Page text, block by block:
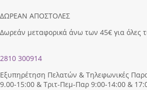
ΔΩΡΕΑΝ ΑΠΟΣΤΟΛΕΣ
Δωρεάν μεταφορικά άνω των 45€ για όλες
2810 300914
Εξυπηρέτηση Πελατών & Τηλεφωνικές
9.00-15:00 & Τριτ-Πεμ-Παρ 9:00-14:00 &